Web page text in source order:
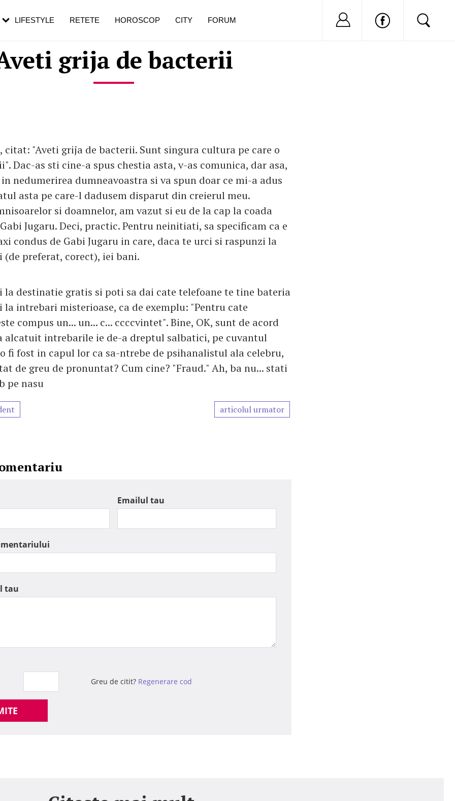
grija de bacterii
citat: "Aveti grija de bacterii. Sunt singura cultura pe care o
Dac-as sti cine-a spus chestia asta, v-as comunica, dar asa,
nedumerirea dumneavoastra si va spun doar ce mi-a adus
asta pe care-l dadusem disparut din creierul meu.
si doamnelor, am vazut si eu de la cap la coada
Jugaru. Deci, practic. Pentru neinitiati, sa specificam ca e
condus de Gabi Jugaru in care, daca te urci si raspunzi la
preferat, corect), iei bani.
la destinatie gratis si poti sa dai cate telefoane te tine bateria
la intrebari misterioase, ca de exemplu: "Pentru cate
compus un... un... c... ccccvintet". Bine, OK, sunt de acord
alcatuit intrebarile ie de-a dreptul salbatici, pe cuvantul
fi fost in capul lor ca sa-ntrebe de psihanalistul ala celebru,
de greu de pronuntat? Cum cine? "Fraud." Ah, ba nu... stati
pe nasu
articolul urmator
Emailul tau
tau
Greu de citit? Regenerare cod
LIFESTYLE RETETE HOROSCOP CITY FORUM Nu ai cont?
în vârstă
de dureroasă este investigația